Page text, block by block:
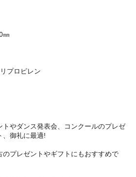
㎜
プロピレン
やダンス発表会、コンクールのプレゼ
、御礼に最適!
プレゼントやギフトにもおすすめで